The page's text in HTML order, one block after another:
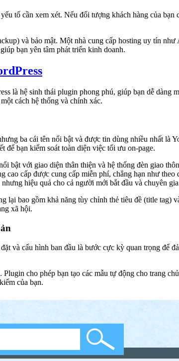
tố cần xem xét. Nếu đối tượng khách hàng của
và bảo mật. Một nhà cung cấp hosting uy tín
bạn yên tâm phát triển kinh doanh.
là hệ sinh thái plugin phong phú, giúp bạn dễ
cách hệ thống và chính xác.
ba cái tên nổi bật và được tin dùng nhiều nhất
để bạn kiểm soát toàn diện việc tối ưu on-page.
bật với giao diện thân thiện và hệ thống đèn giao
cao cấp được cung cấp miễn phí, chẳng hạn như
hiệu quả cho cả người mới bắt đầu và chuyên
lại bao gồm khả năng tùy chỉnh thẻ tiêu đề (title tag)
xã hội.
và cấu hình ban đầu là bước cực kỳ quan trọng để
. Plugin cho phép bạn tạo các mẫu tự động cho trang
của bạn.